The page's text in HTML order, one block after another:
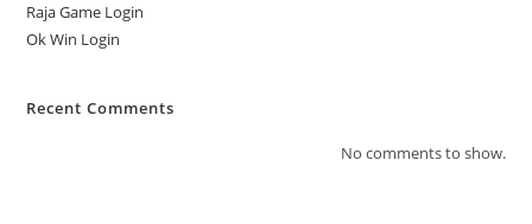
Raja Game Login
Ok Win Login
Recent Comments
No comments to show.